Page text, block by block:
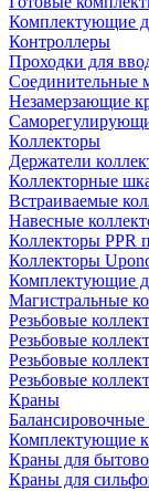
Комплектующие
Контроллеры
Проходки для
Соединительные
Незамерзающие
Коллекторы
Держатели
Коллекторные
Встраиваемые
Навесные
Коллекторы PPR
Коллекторы
Комплектующие
Магистральные
Резьбовые
Резьбовые
Резьбовые
Резьбовые
Краны
Комплектующие
Краны для
Краны для